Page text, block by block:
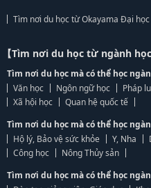
Tìm nơi du học từ Okayama Đại học
【Tìm nơi du học từ ngành học
Tìm nơi du học mà có thể học
Văn học
Ngôn ngữ học Pháp
Xã hội học
Quan hệ quốc tế
Tìm nơi du học mà có thể học
Hộ lý, Bảo vệ sức khỏe
Y, Nha
Công học
Nông Thủy sản
Tìm nơi du học mà có thể học